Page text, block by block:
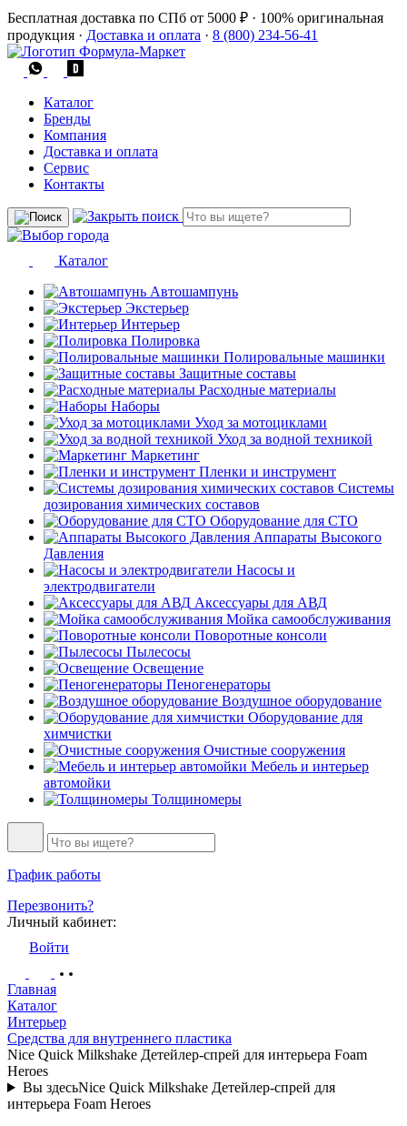
Бесплатная доставка по СПб от 5000 ₽ · 100% оригинальная
продукция · Доставка и оплата · 8 (800) 234-56-41
Каталог
Бренды
Компания
Доставка и оплата
Сервис
Контакты
Каталог
Автошампунь
Экстерьер
Интерьер
Полировка
Полировальные машинки
Защитные составы
Расходные материалы
Наборы
Уход за мотоциклами
Уход за водной техникой
Маркетинг
Пленки и инструмент
Системы
дозирования химических составов
Оборудование для СТО
Аппараты Высокого
Давления
Насосы и
электродвигатели
Аксессуары для АВД
Мойка самообслуживания
Поворотные консоли
Пылесосы
Освещение
Пеногенераторы
Воздушное оборудование
Оборудование для
химчистки
Очистные сооружения
Мебель и интерьер
автомойки
Толщиномеры
График работы
Перезвонить?
Личный кабинет:
Войти
Главная
Каталог
Интерьер
Средства для внутреннего пластика
Nice Quick Milkshake Детейлер-спрей для интерьера Foam
Heroes
Вы здесьNice Quick Milkshake Детейлер-спрей для
интерьера Foam Heroes